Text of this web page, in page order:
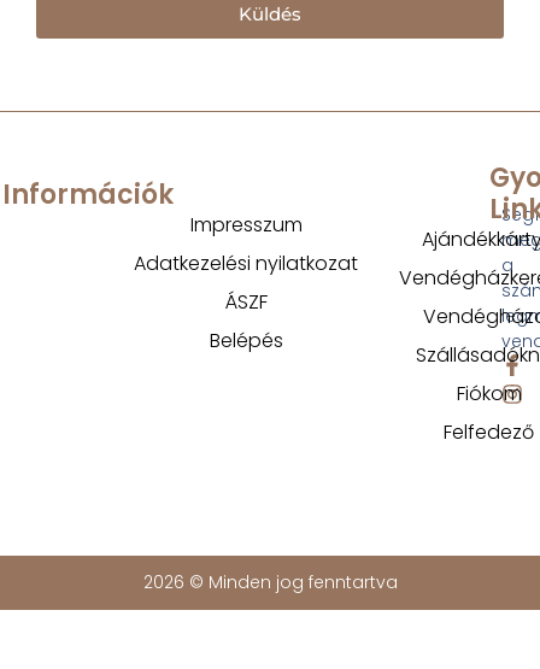
Küldés
a
Fiókom
Felfedező
Információk
Impresszum
Adatkezelési nyilatkozat
ÁSZF
Belépés
2026 © Minden jog fenntartva